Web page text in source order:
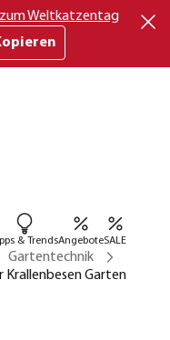
Weltkatzentag
& TrendsAngeboteSALE
Gartentechnik
Krallenbesen Garten